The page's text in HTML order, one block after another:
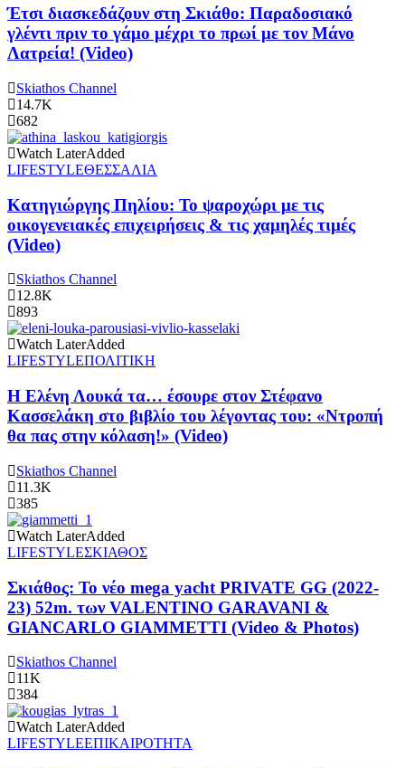
Έτσι διασκεδάζουν στη Σκιάθο: Παραδοσιακό
γλέντι πριν το γάμο μέχρι το πρωί με τον Μάνο
Λατρεία! (Video)
Skiathos Channel
14.7K
682
Watch LaterAdded
LIFESTYLEΘΕΣΣΑΛΙΑ
Κατηγιώργης Πηλίου: Το ψαροχώρι με τις
οικογενειακές επιχειρήσεις & τις χαμηλές τιμές
(Video)
Skiathos Channel
12.8K
893
Watch LaterAdded
LIFESTYLEΠΟΛΙΤΙΚΗ
Η Ελένη Λουκά τα… έσουρε στον Στέφανο
Κασσελάκη στο βιβλίο του λέγοντας του: «Ντροπή
θα πας στην κόλαση!» (Video)
Skiathos Channel
11.3K
385
Watch LaterAdded
LIFESTYLEΣΚΙΑΘΟΣ
Σκιάθος: Το νέο mega yacht PRIVATE GG (2022-
23) 52m. των VALENTINO GARAVANI &
GIANCARLO GIAMMETTI (Video & Photos)
Skiathos Channel
11K
384
Watch LaterAdded
LIFESTYLEΕΠΙΚΑΙΡΟΤΗΤΑ